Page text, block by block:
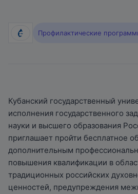
Профилактические
Кубанский государственный
исполнения государственного
науки и высшего образования
приглашает пройти бесплатное
дополнительным
повышения квалификации в
традиционных российских
ценностей, предупреждения